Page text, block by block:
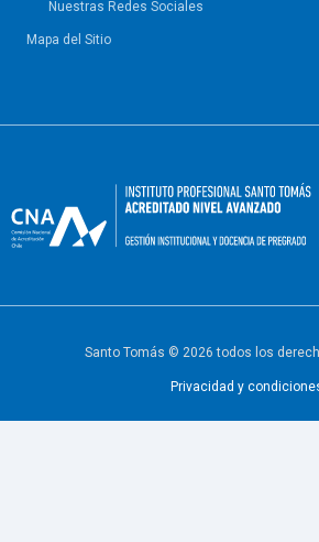
Nuestras Redes Sociales
Mapa del Sitio
Santo Tomás © 2026 todos los
Privacidad y